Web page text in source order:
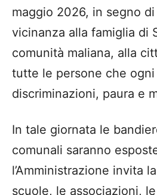
maggio 2026, in segno
vicinanza alla famiglia di
comunità maliana, alla
tutte le persone che
discriminazioni, paura e
In tale giornata le
comunali saranno
l’Amministrazione invita
scuole, le associazioni,